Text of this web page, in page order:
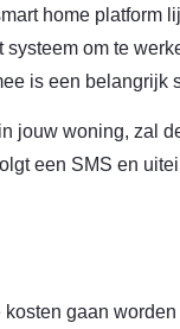
home platform
om te
is een belangrijk
jouw woning, zal
een SMS en
gaan